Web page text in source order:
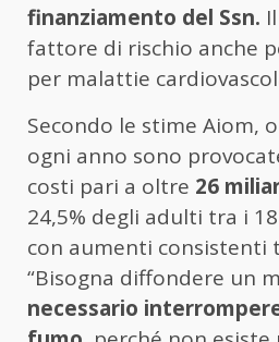
finanziamento del Ssn.
fattore di rischio anche
per malattie
Secondo le stime Aiom,
ogni anno sono
costi pari a oltre 26
24,5% degli adulti tra i
con aumenti consistenti
“Bisogna diffondere un
necessario